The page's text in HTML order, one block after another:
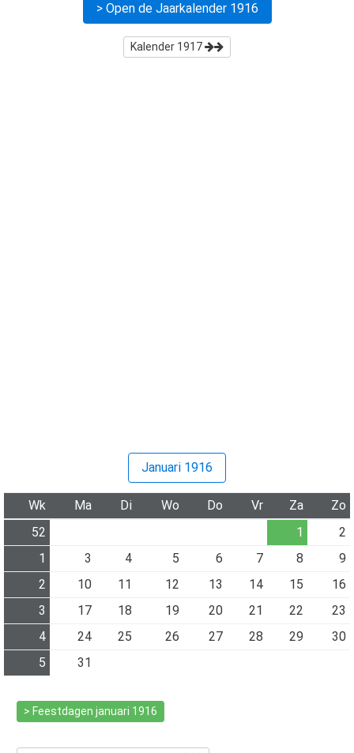
> Open de Jaarkalender 1916
Kalender 1917
Januari 1916
Wk Ma Di Wo Do Vr Za
Zo
52
1
2
1
3 4 5 6 7 8
9
2
10 11 12 13 14 15
16
3
17 18 19 20 21 22
23
4
24 25 26 27 28 29
30
5
31
> Feestdagen januari 1916